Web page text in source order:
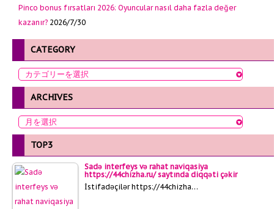
Pinco bonus fırsatları 2026: Oyuncular nasıl daha fazla değer
kazanır? 2026/7/30
CATEGORY
ARCHIVES
TOP3
Sadə interfeys və rahat naviqasiya
https://44chizha.ru/ saytında diqqəti çəkir
İstifadəçilər https://44chizha…